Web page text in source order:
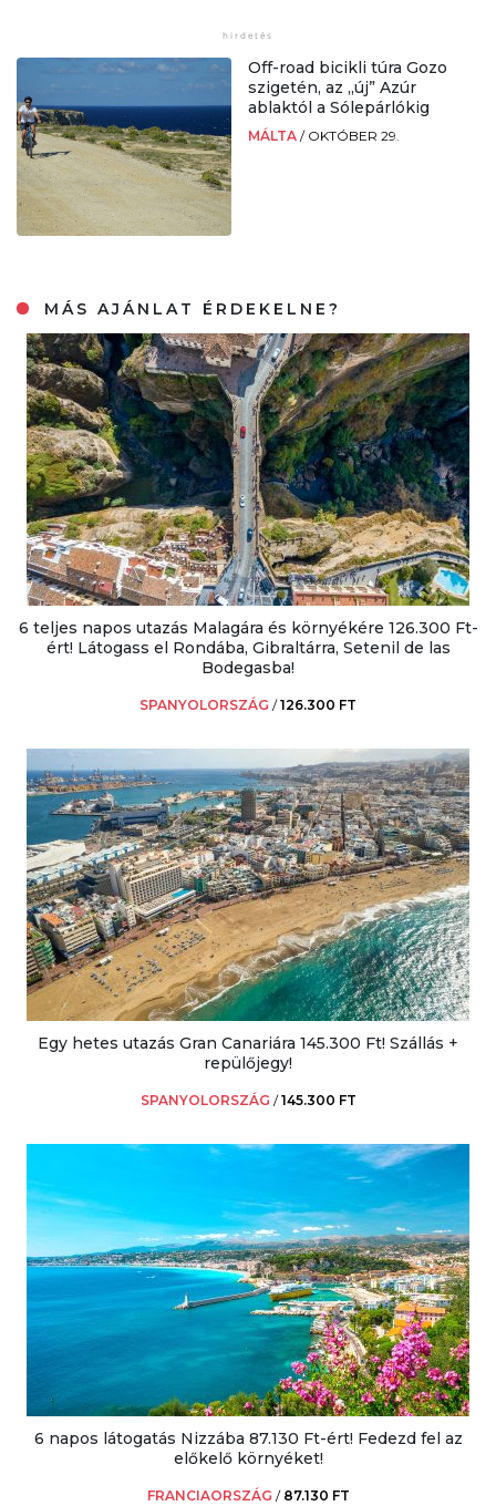
Off-road bicikli túra Gozo
szigetén, az „új” Azúr
ablaktól a Sólepárlókig
MÁLTA / OKTÓBER 29.
MÁS AJÁNLAT ÉRDEKELNE?
6 teljes napos utazás Malagára és környékére 126.300 Ft-
ért! Látogass el Rondába, Gibraltárra, Setenil de las
Bodegasba!
SPANYOLORSZÁG /126.300 FT
Egy hetes utazás Gran Canariára 145.300 Ft! Szállás +
repülőjegy!
SPANYOLORSZÁG /145.300 FT
6 napos látogatás Nizzába 87.130 Ft-ért! Fedezd fel az
előkelő környéket!
FRANCIAORSZÁG / 87.130 FT